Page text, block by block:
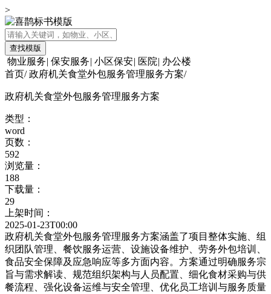
>
查找模版
物业服务| 保安服务| 小区保安| 医院| 办公楼
首页/ 政府机关食堂外包服务管理服务方案/
政府机关食堂外包服务管理服务方案
类型：
word
页数：
592
浏览量：
188
下载量：
29
上架时间：
2025-01-23T00:00
政府机关食堂外包服务管理服务方案涵盖了项目整体实施、组
织团队管理、餐饮服务运营、设施设备维护、劳务外包培训、
食品安全保障及应急响应等多方面内容。方案通过明确服务宗
旨与需求解读、规范组织架构与人员配置、细化食材采购与供
餐流程、强化设备运维与安全管理、优化员工培训与服务质量